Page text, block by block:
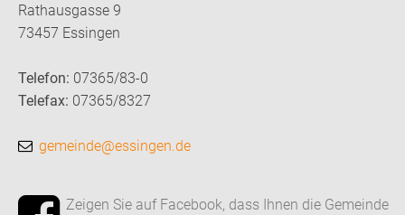
Rathausgasse 9
73457 Essingen
Telefon: 07365/83-0
Telefax: 07365/8327
gemeinde@essingen.de
Zeigen Sie auf Facebook, dass Ihnen die Gemeinde